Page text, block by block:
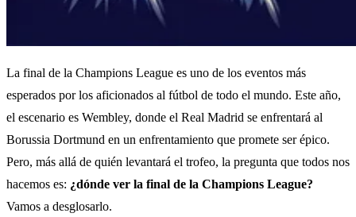
La final de la Champions League es uno de los eventos más
esperados por los aficionados al fútbol de todo el mundo. Este año,
el escenario es Wembley, donde el Real Madrid se enfrentará al
Borussia Dortmund en un enfrentamiento que promete ser épico.
Pero, más allá de quién levantará el trofeo, la pregunta que todos nos
hacemos es: ¿dónde ver la final de la Champions League?
Vamos a desglosarlo.